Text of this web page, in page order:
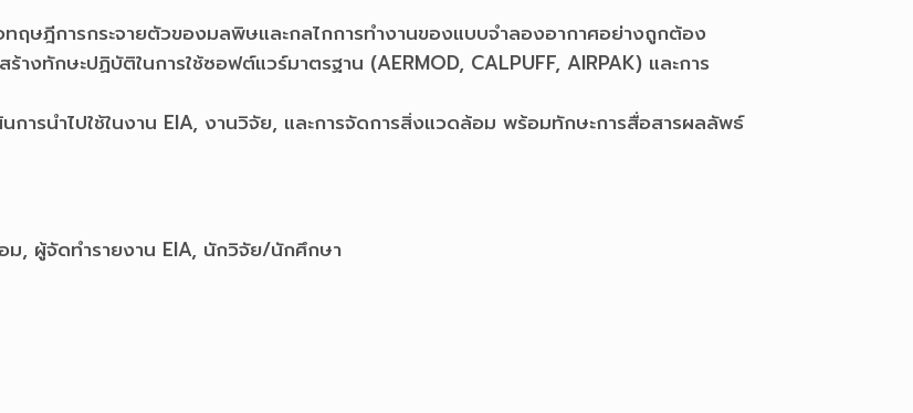
จทฤษฎีการกระจายตัวของมลพิษและกลไกการทำงานของแบบจำลองอากาศอย่างถูกต้อง
างทักษะปฏิบัติในการใช้ซอฟต์แวร์มาตรฐาน (AERMOD, CALPUFF, AIRPAK) และการ
การนำไปใช้ในงาน EIA, งานวิจัย, และการจัดการสิ่งแวดล้อม พร้อมทักษะการสื่อสารผลลัพธ์
, ผู้จัดทำรายงาน EIA, นักวิจัย/นักศึกษา